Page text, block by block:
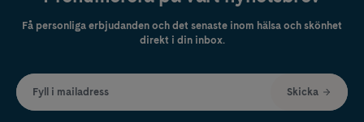
Få personliga erbjudanden och det senaste inom hälsa och skönhet
direkt i din inbox.
Fyll i mailadress Skicka